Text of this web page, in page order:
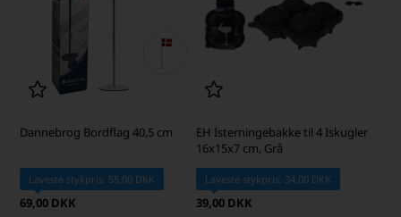
Dannebrog Bordflag 40,5 cm
Laveste stykpris: 55,00 DKK
69,00 DKK
EH Isterningebakke til 4 Iskugler
16x15x7 cm, Grå
Laveste stykpris: 34,00 DKK
39,00 DKK